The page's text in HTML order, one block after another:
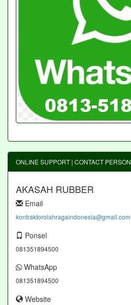
ONLINE SUPPORT | CONTACT PERSON
AKASAH RUBBER
Email
kontraktorolahragaindonesia@gmail.com
Ponsel
081351894500
WhatsApp
081351894500
Website